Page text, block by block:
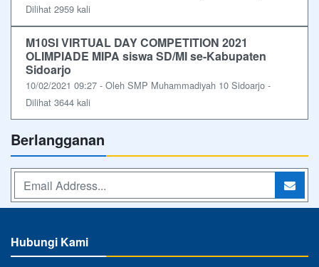
Dilihat 2959 kali
M10SI VIRTUAL DAY COMPETITION 2021
OLIMPIADE MIPA siswa SD/MI se-Kabupaten
Sidoarjo
10/02/2021 09:27 - Oleh SMP Muhammadiyah 10 Sidoarjo -
Dilihat 3644 kali
Berlangganan
Hubungi Kami